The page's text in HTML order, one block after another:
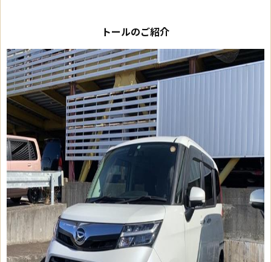
トールのご紹介